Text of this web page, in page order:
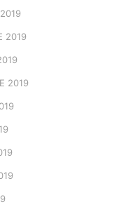
2019
2019